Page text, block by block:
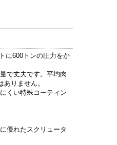
に600トンの圧力をか
で丈夫です。平均肉
りません。
くい特殊コーティン
優れたスクリュータ